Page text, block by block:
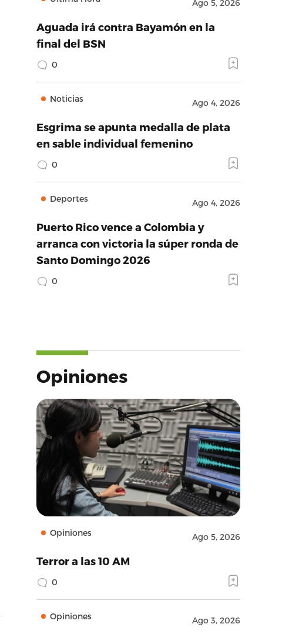
Ago 5, 2026
Aguada irá contra Bayamón en la
final del BSN
0
Noticias Ago 4, 2026
Esgrima se apunta medalla de plata
en sable individual femenino
0
Deportes Ago 4, 2026
Puerto Rico vence a Colombia y
arranca con victoria la súper ronda de
Santo Domingo 2026
0
Opiniones
Opiniones Ago 5, 2026
Terror a las 10 AM
0
Opiniones Ago 3, 2026